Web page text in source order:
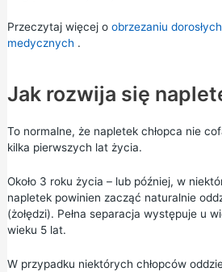
Przeczytaj więcej o obrzezaniu
medycznych .
Jak rozwija się
To normalne, że napletek chłopca nie
kilka pierwszych lat życia.
Około 3 roku życia – lub później, w
napletek powinien zacząć naturalnie
(żołędzi). Pełna separacja występuje u
wieku 5 lat.
W przypadku niektórych chłopców